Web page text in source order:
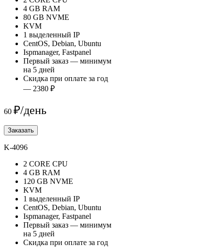
4 GB RAM
80 GB NVME
KVM
1 выделенный IP
CentOS, Debian, Ubuntu
Ispmanager, Fastpanel
Первый заказ — минимум
на 5 дней
Скидка при оплате за год
— 2380 ₽
60 ₽/день
Заказать
K-4096
2 CORE CPU
4 GB RAM
120 GB NVME
KVM
1 выделенный IP
CentOS, Debian, Ubuntu
Ispmanager, Fastpanel
Первый заказ — минимум
на 5 дней
Скидка при оплате за год